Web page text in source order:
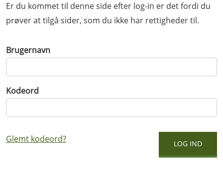
Er du kommet til denne side efter log-in er det fordi du
prøver at tilgå sider, som du ikke har rettigheder til.
Brugernavn
Kodeord
Glemt kodeord?